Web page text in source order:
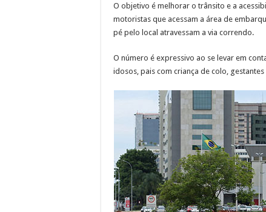
O objetivo é melhorar o trânsito e a
motoristas que acessam a área de
pé pelo local atravessam a via correndo.
O número é expressivo ao se levar em
idosos, pais com criança de colo,